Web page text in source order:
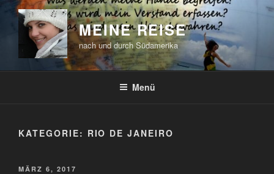
Zum
springen
MEINE REISE
nach und durch Südamerika
Menü
KATEGORIE: RIO DE JANEIRO
VERÖFFENTLICHT
MÄRZ 6, 2017